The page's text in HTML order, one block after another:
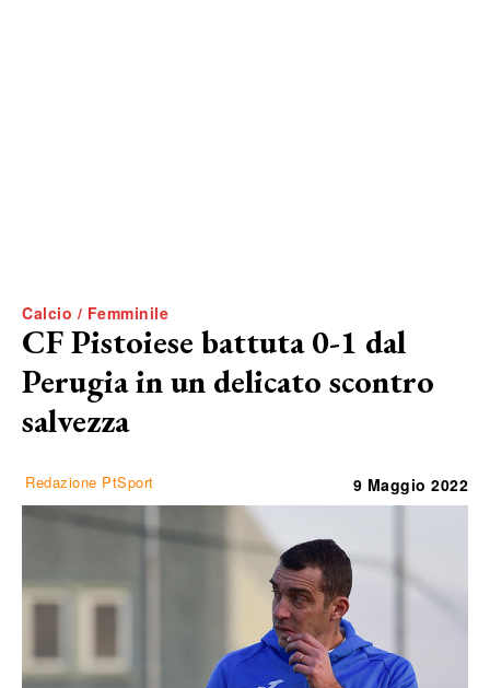
Calcio / Femminile
CF Pistoiese battuta 0-1 dal
Perugia in un delicato scontro
salvezza
Redazione PtSport 9 Maggio 2022